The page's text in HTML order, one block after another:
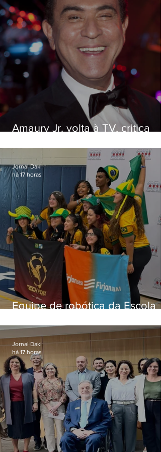
Amaury Jr. volta à TV, critica
viraram colunistas de si
Equipe de robótica da Escola
prêmio internacional nos EUA
Jornal Daki
há 17 horas
Jornal Daki
há 17 horas